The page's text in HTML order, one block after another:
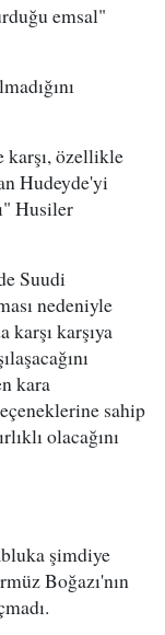
emsal"
karşı, özellikle
Hudeyde'yi
Husiler
Suudi
nedeniyle
karşıya
kara
sahip
olacağını
şimdiye
Boğazı'nın